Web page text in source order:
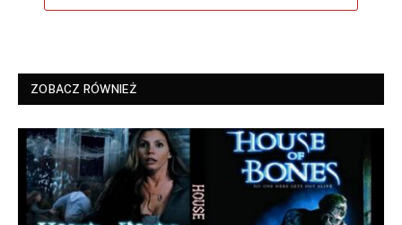
ZOBACZ RÓWNIEŻ